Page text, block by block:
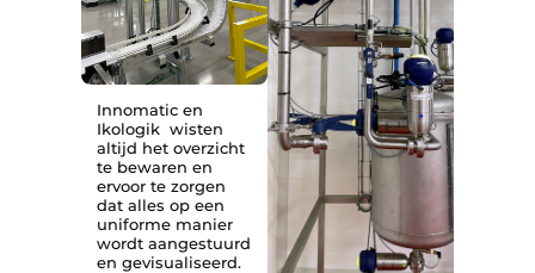
Innomatic en
Ikologik wisten
altijd het overzicht
te bewaren en
ervoor te zorgen
dat alles op een
uniforme manier
wordt aangestuurd
en gevisualiseerd.